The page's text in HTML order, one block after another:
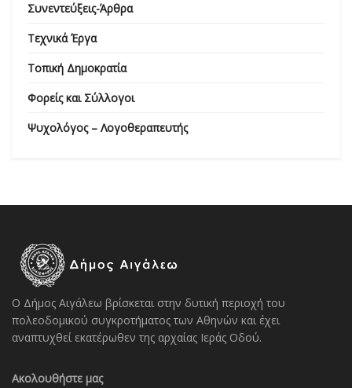
Συνεντεύξεις-Άρθρα
Τεχνικά Έργα
Τοπική Δημοκρατία
Φορείς και Σύλλογοι
Ψυχολόγος – Λογοθεραπευτής
Ο Δήμος Αιγάλεω βρίσκεται στην δυτική περιοχή του
πολεοδομικού συγκροτήματος των Αθηνών και έχει
αναπτυχθεί εκατέρωθεν της αρχαίας Ιεράς Οδού.
Ακολουθήστε μας